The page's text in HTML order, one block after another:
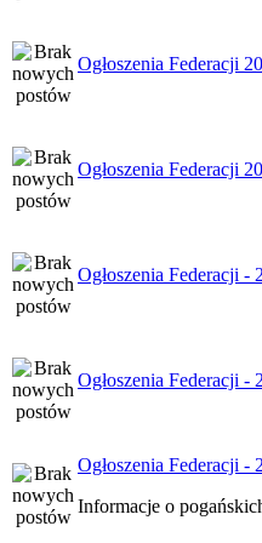
Ogłoszenia Federacji
Ogłoszenia Federacji
Ogłoszenia Federacji -
Ogłoszenia Federacji -
Ogłoszenia Federacji -
Informacje o